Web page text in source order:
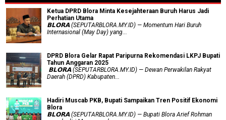
Ketua DPRD Blora Minta Kesejahteraan Buruh Harus Jadi
Perhatian Utama
​𝗕𝗟𝗢𝗥𝗔 (SEPUTARBLORA.MY.ID) — Momentum Hari Buruh
Internasional (May Day) yang...
DPRD Blora Gelar Rapat Paripurna Rekomendasi LKPJ Bupati
Tahun Anggaran 2025
‎ 𝗕𝗟𝗢𝗥𝗔 (SEPUTARBLORA.MY.ID) — Dewan Perwakilan Rakyat
Daerah (DPRD) Kabupaten...
Hadiri Muscab PKB, Bupati Sampaikan Tren Positif Ekonomi
Blora
𝗕𝗟𝗢𝗥𝗔 (SEPUTARBLORA.MY.ID) — Bupati Blora Arief Rohman